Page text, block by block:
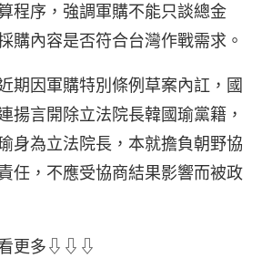
程序，強調軍購不能只談總金
購內容是否符合台灣作戰需求。
期因軍購特別條例草案內訌，國
揚言開除立法院長韓國瑜黨籍，
身為立法院長，本就擔負朝野協
任，不應受協商結果影響而被政
更多⇩⇩⇩